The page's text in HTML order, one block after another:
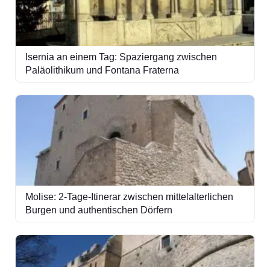
Isernia an einem Tag: Spaziergang zwischen
Paläolithikum und Fontana Fraterna
Molise: 2-Tage-Itinerar zwischen mittelalterlichen
Burgen und authentischen Dörfern